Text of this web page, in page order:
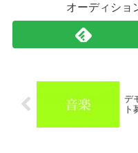
オーディショ
デ
ト